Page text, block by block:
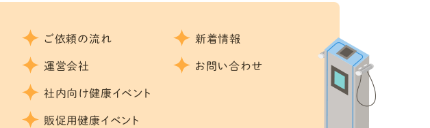
ご依頼の流れ
運営会社
社内向け健康イベント
販促用健康イベント
新着情報
お問い合わせ